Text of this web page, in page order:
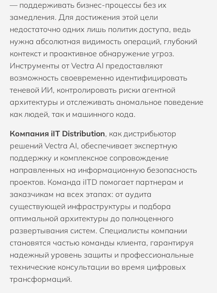
— поддерживать бизнес-процессы без их
замедления. Для достижения этой цели
недостаточно одних лишь политик доступа, ведь
нужна абсолютная видимость операций, глубокий
контекст и проактивное обнаружение угроз.
Инструменты от Vectra AI предоставляют
возможность своевременно идентифицировать
теневой ИИ, контролировать риски агентной
архитектуры и отслеживать аномальное поведение
как людей, так и машинного кода.
Компания iIT Distribution, как дистрибьютор
решений Vectra AI, обеспечивает экспертную
поддержку и комплексное сопровождение
направленных на информационную безопасность
проектов. Команда iITD помогает партнерам и
заказчикам на всех этапах: от аудита
существующей инфраструктуры и подбора
оптимальной архитектуры до полноценного
развертывания систем. Специалисты компании
становятся частью команды клиента, гарантируя
надежный уровень защиты и профессиональные
технические консультации во время цифровых
трансформаций.